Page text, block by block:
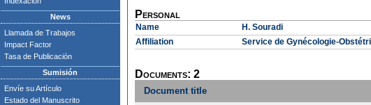
News
Llamada de Trabajos
Impact Factor
Tasa de Publicación
Sumisión
Envíe su Artículo
Estado del Manuscrito
Personal
Name
H. Souradi
Affiliation
Service de Gynécologie-
Documents: 2
Document title